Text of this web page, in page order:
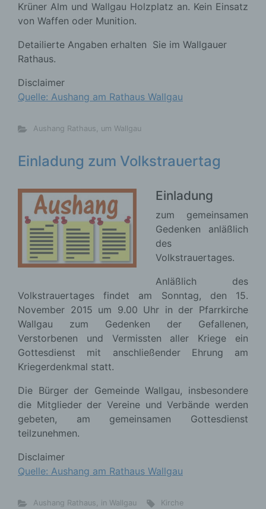
Krüner Alm und Wallgau Holzplatz an. Kein Einsatz
von Waffen oder Munition.
Detailierte Angaben erhalten Sie im Wallgauer
Rathaus.
Disclaimer
Quelle: Aushang am Rathaus Wallgau
Aushang Rathaus, um Wallgau
Einladung zum Volkstrauertag
Einladung
zum gemeinsamen
Gedenken anläßlich
des
Volkstrauertages.
Anläßlich des
Volkstrauertages findet am Sonntag, den 15.
November 2015 um 9.00 Uhr in der Pfarrkirche
Wallgau zum Gedenken der Gefallenen,
Verstorbenen und Vermissten aller Kriege ein
Gottesdienst mit anschließender Ehrung am
Kriegerdenkmal statt.
Die Bürger der Gemeinde Wallgau, insbesondere
die Mitglieder der Vereine und Verbände werden
gebeten, am gemeinsamen Gottesdienst
teilzunehmen.
Disclaimer
Quelle: Aushang am Rathaus Wallgau
Aushang Rathaus, in Wallgau Kirche